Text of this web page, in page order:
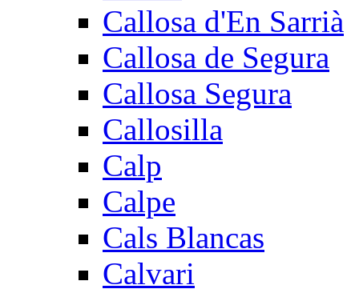
Callosa d'En Sarrià
Callosa de Segura
Callosa Segura
Callosilla
Calp
Calpe
Cals Blancas
Calvari